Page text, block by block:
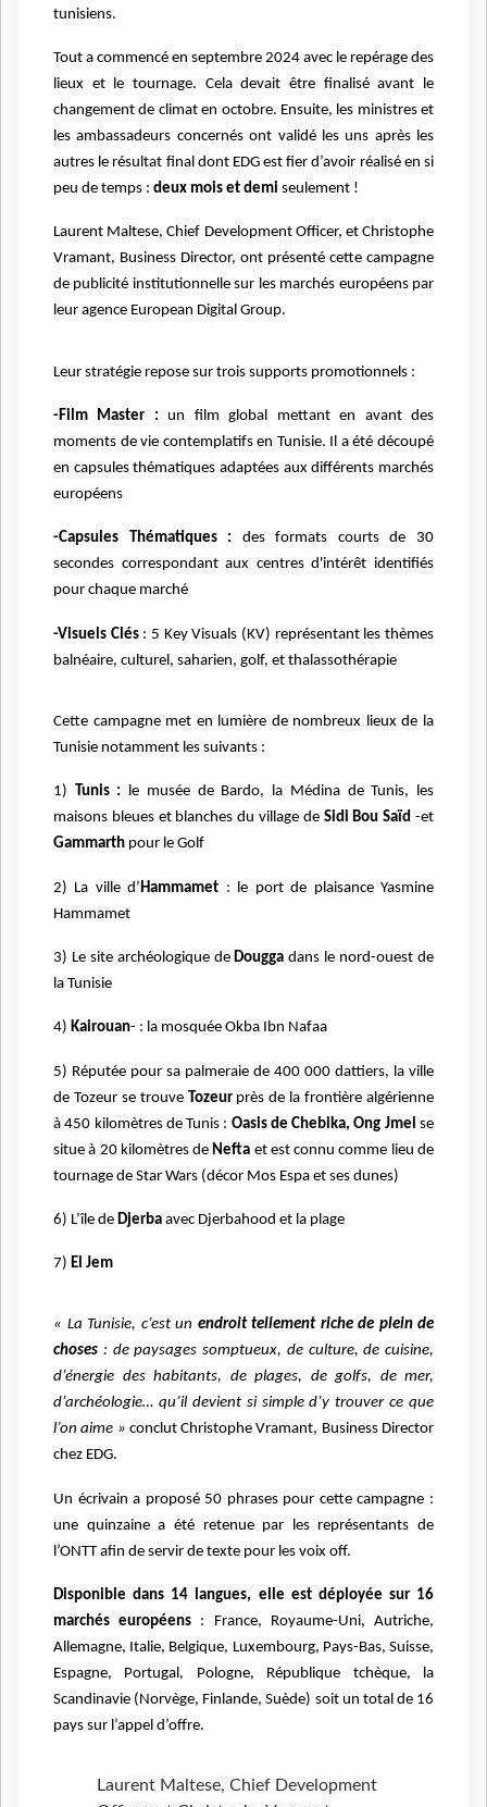
tunisiens.
Tout a commencé en septembre 2024 avec le repérage des
lieux et le tournage. Cela devait être finalisé avant le
changement de climat en octobre. Ensuite, les ministres et
les ambassadeurs concernés ont validé les uns après les
autres le résultat final dont EDG est fier d’avoir réalisé en si
peu de temps : deux mois et demi seulement !
Laurent Maltese, Chief Development Officer, et Christophe
Vramant, Business Director, ont présenté cette campagne
de publicité institutionnelle sur les marchés européens par
leur agence European Digital Group.
Leur stratégie repose sur trois supports promotionnels :
-Film Master : un film global mettant en avant des
moments de vie contemplatifs en Tunisie. Il a été découpé
en capsules thématiques adaptées aux différents marchés
européens
-Capsules Thématiques : des formats courts de 30
secondes correspondant aux centres d'intérêt identifiés
pour chaque marché
-Visuels Clés: 5 Key Visuals (KV) représentant les thèmes
balnéaire, culturel, saharien, golf, et thalassothérapie
Cette campagne met en lumière de nombreux lieux de la
Tunisie notamment les suivants :
1) Tunis : le musée de Bardo, la Médina de Tunis, les
maisons bleues et blanches du village de Sidi Bou Saïd -et
Gammarth pour le Golf
2) La ville d’ Hammamet : le port de plaisance Yasmine
Hammamet
3) Le site archéologique deDouggadans le nord-ouest de
la Tunisie
4) Kairouan- : la mosquée Okba Ibn Nafaa
5) Réputée pour sa palmeraie de 400 000 dattiers, la ville
de Tozeur se trouveTozeur près de la frontière algérienne
à 450 kilomètres de Tunis : Oasis de Chebika, Ong Jmel se
situe à 20 kilomètres de Nefta et est connu comme lieu de
tournage de Star Wars (décor Mos Espa et ses dunes)
6) L’île de Djerba avec Djerbahood et la plage
7) El Jem
« La Tunisie, c’est un endroit tellement riche de plein de
choses : de paysages somptueux, de culture, de cuisine,
d’énergie des habitants, de plages, de golfs, de mer,
d’archéologie… qu’il devient si simple d’y trouver ce que
l’on aime » conclut Christophe Vramant, Business Director
chez EDG.
Un écrivain a proposé 50 phrases pour cette campagne :
une quinzaine a été retenue par les représentants de
l’ONTT afin de servir de texte pour les voix off.
Disponible dans 14 langues, elle est déployée sur 16
marchés européens : France, Royaume-Uni, Autriche,
Allemagne, Italie, Belgique, Luxembourg, Pays-Bas, Suisse,
Espagne, Portugal, Pologne, République tchèque, la
Scandinavie (Norvège, Finlande, Suède) soit un total de 16
pays sur l’appel d’offre.
Laurent Maltese, Chief Development